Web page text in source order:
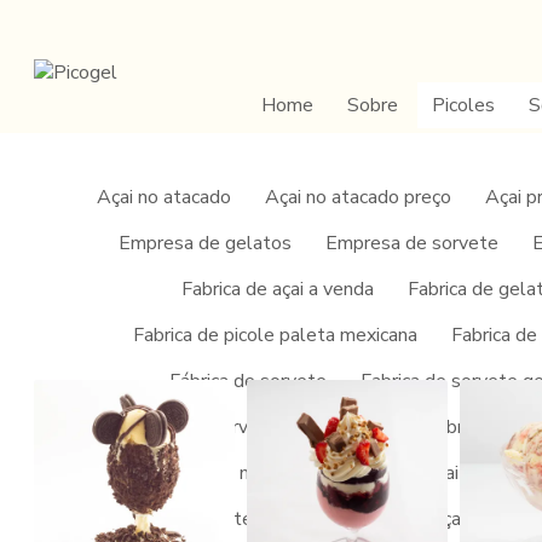
Home Sobre
Picoles
Açai no atacado
Açai no atacado preço Açai
Empresa de gelatos
Empresa de sorvete
Fabrica de açai a venda
Fabrica de
Fabrica de picole paleta mexicana
Fabrica
Fábrica de sorvete
Fabrica de sorvete
Fábrica de sorvete para revenda
Fabricante
Fornecedor de açai mg
Fornecedor de açai puro
Franquia de açai artesanal
Franquia de açai barata
Franquia de sorvete